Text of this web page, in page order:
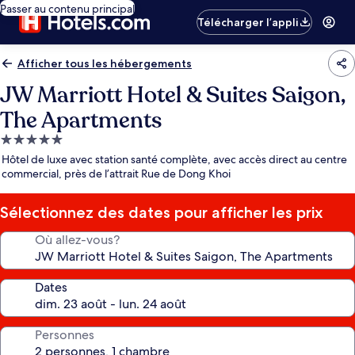
Passer au contenu principal
Télécharger l’appli
Afficher tous les hébergements
JW Marriott Hotel & Suites Saigon,
The Apartments
Hébergement
5.0 étoiles
Hôtel de luxe avec station santé complète, avec accès direct au centre
commercial, près de l’attrait Rue de Dong Khoi
Sélectionnez des dates pour afficher les prix
Où allez-vous?
Dates
Personnes